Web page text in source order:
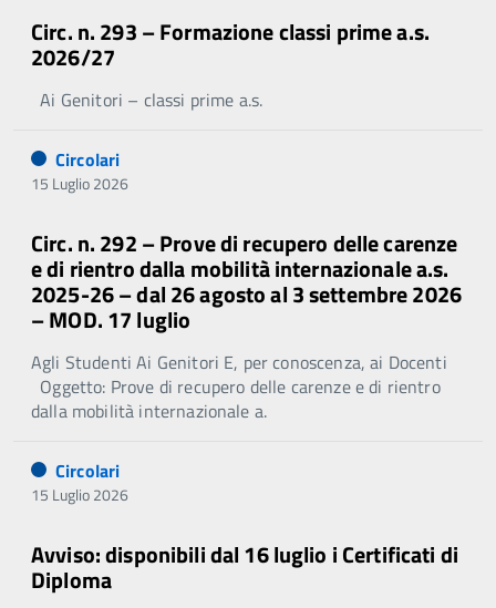
Circ. n. 293 – Formazione classi prime a.s.
2026/27
Ai Genitori – classi prime a.s.
Circolari
15 Luglio 2026
Circ. n. 292 – Prove di recupero delle carenze
e di rientro dalla mobilità internazionale a.s.
2025-26 – dal 26 agosto al 3 settembre 2026
– MOD. 17 luglio
Agli Studenti Ai Genitori E, per conoscenza, ai Docenti
Oggetto: Prove di recupero delle carenze e di rientro
dalla mobilità internazionale a.
Circolari
15 Luglio 2026
Avviso: disponibili dal 16 luglio i Certificati di
Diploma